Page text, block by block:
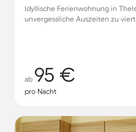
Idyllische Ferienwohnung in
unvergessliche Auszeiten zu viert
ab 95 €
pro Nacht